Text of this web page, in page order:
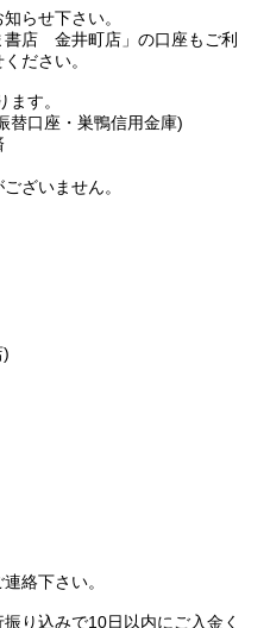
らせ下さい。
書店 金井町店」の口座もご利
ださい。
す。
口座・巣鴨信用金庫)
ざいません。
)
絡下さい。
り込みで10日以内にご入金く